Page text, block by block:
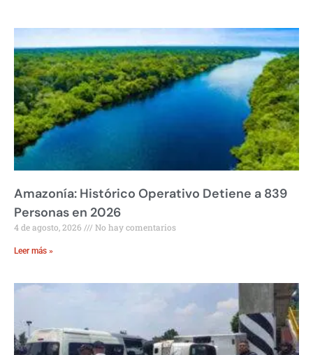
Amazonía: Histórico Operativo Detiene a 839
Personas en 2026
4 de agosto, 2026 No hay comentarios
Leer más »